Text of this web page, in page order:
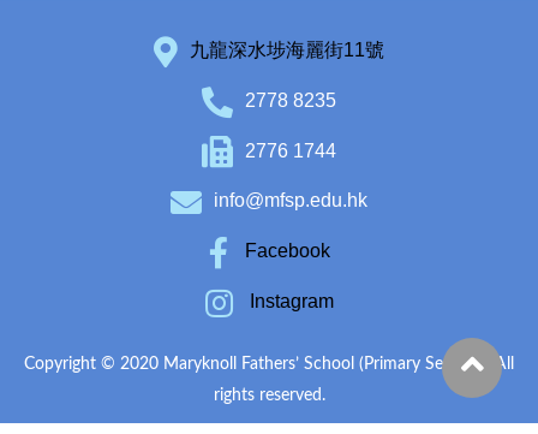
九龍深水埗海麗街11號
2778 8235
2776 1744
info@mfsp.edu.hk
Facebook
Instagram
Copyright © 2020 Maryknoll Fathers’ School (Primary Section). All
rights reserved.